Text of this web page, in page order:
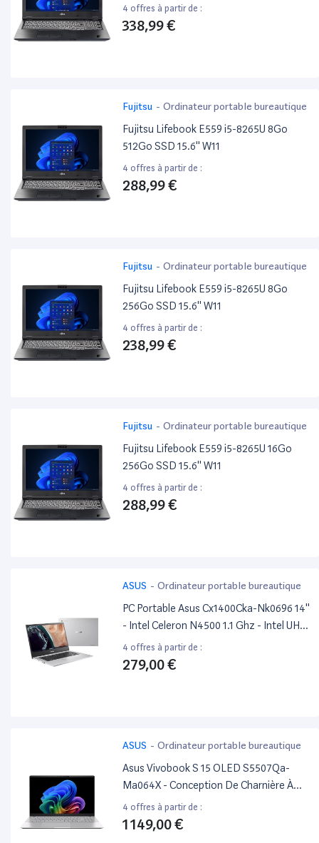
4 offres à partir de :
338,99 €
Fujitsu - Ordinateur portable bureautique
Fujitsu Lifebook E559 i5-8265U 8Go
512Go SSD 15.6'' W11
4 offres à partir de :
288,99 €
Fujitsu - Ordinateur portable bureautique
Fujitsu Lifebook E559 i5-8265U 8Go
256Go SSD 15.6'' W11
4 offres à partir de :
238,99 €
Fujitsu - Ordinateur portable bureautique
Fujitsu Lifebook E559 i5-8265U 16Go
256Go SSD 15.6'' W11
4 offres à partir de :
288,99 €
ASUS - Ordinateur portable bureautique
PC Portable Asus Cx1400Cka-Nk0696 14''
- Intel Celeron N4500 1.1 Ghz - Intel UHD
Graphics - Emmc 128 Go - Ram 8 Go
4 offres à partir de :
279,00 €
ASUS - Ordinateur portable bureautique
Asus Vivobook S 15 OLED S5507Qa-
Ma064X - Conception De Charnière À
180 Degrés - Snapdragon X Elite - X1E-
78-100 / Jusqu'À 3.4 Ghz - Win 11 Pro -
4 offres à partir de :
1 149,00 €